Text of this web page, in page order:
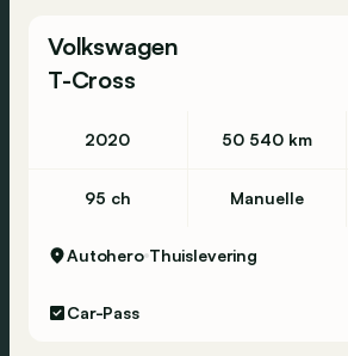
Volkswagen
T-Cross
2020 50 540 km
95 ch Manuelle
Autohero Thuislevering
Car-Pass